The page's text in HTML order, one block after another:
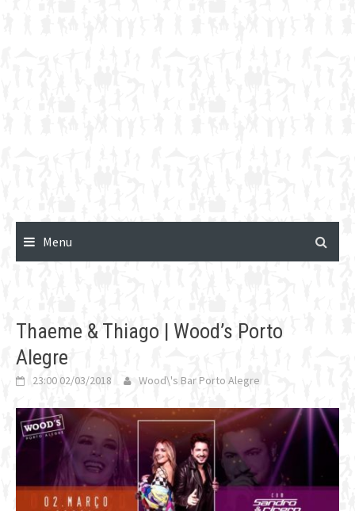
Menu
Thaeme & Thiago | Wood’s Porto
Alegre
23:00 02/03/2018 Wood\'s Bar Porto Alegre